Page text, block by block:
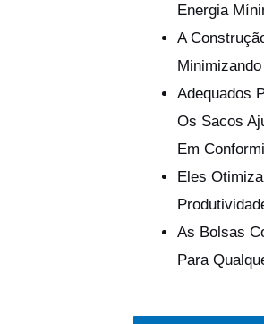
Energia
A
Adequados
Os Sacos
Em
Eles
As Bolsas
Para